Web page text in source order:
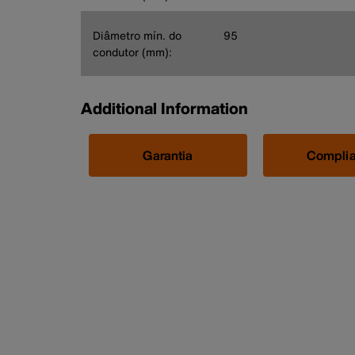
Diâmetro mín. do
condutor (mm):
95
Additional Information
Garantia